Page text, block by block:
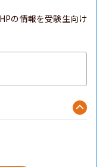
の情報を受験生向け